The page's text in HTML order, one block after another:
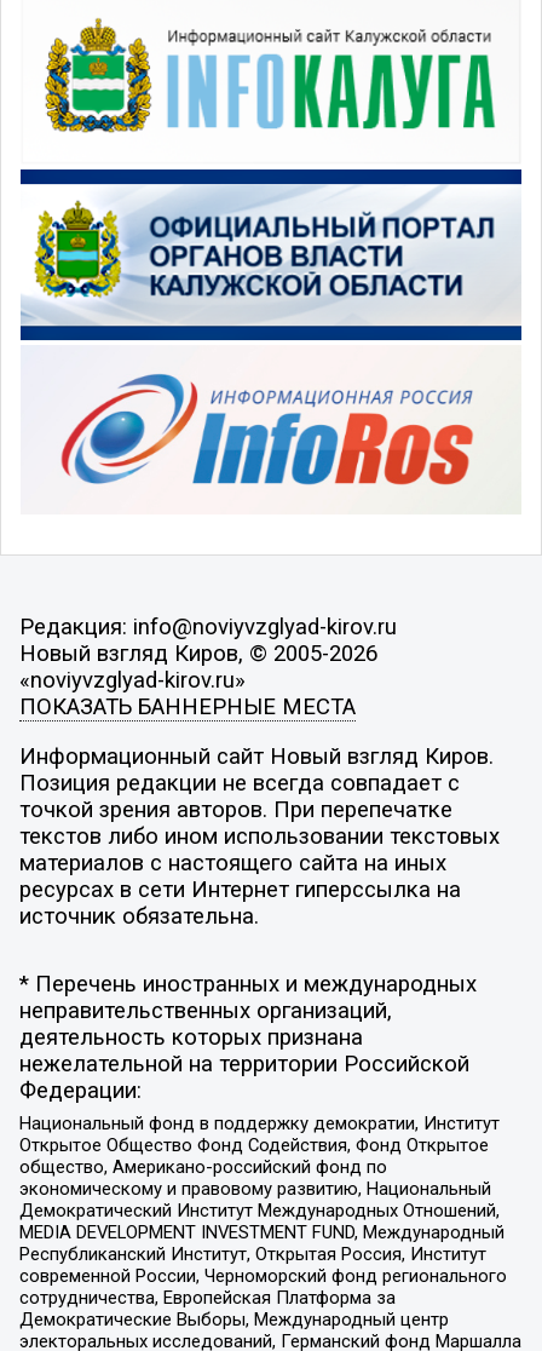
Редакция: info@noviyvzglyad-kirov.ru
Новый взгляд Киров, © 2005-2026
«noviyvzglyad-kirov.ru»
ПОКАЗАТЬ БАННЕРНЫЕ МЕСТА
Информационный сайт Новый взгляд Киров.
Позиция редакции не всегда совпадает с
точкой зрения авторов. При перепечатке
текстов либо ином использовании текстовых
материалов с настоящего сайта на иных
ресурсах в сети Интернет гиперссылка на
источник обязательна.
* Перечень иностранных и международных
неправительственных организаций,
деятельность которых признана
нежелательной на территории Российской
Федерации:
Национальный фонд в поддержку демократии, Институт
Открытое Общество Фонд Содействия, Фонд Открытое
общество, Американо-российский фонд по
экономическому и правовому развитию, Национальный
Демократический Институт Международных Отношений,
MEDIA DEVELOPMENT INVESTMENT FUND, Международный
Республиканский Институт, Открытая Россия, Институт
современной России, Черноморский фонд регионального
сотрудничества, Европейская Платформа за
Демократические Выборы, Международный центр
электоральных исследований, Германский фонд Маршалла